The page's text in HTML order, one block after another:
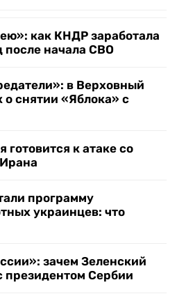
как КНДР заработала
начала СВО
в Верховный
снятии «Яблока» с
готовится к атаке со
программу
украинцев: что
зачем Зеленский
президентом Сербии